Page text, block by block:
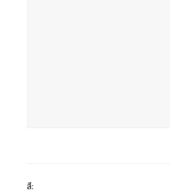
สี: